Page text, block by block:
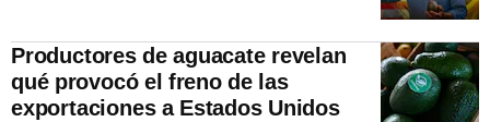
Productores de aguacate revelan
qué provocó el freno de las
exportaciones a Estados Unidos